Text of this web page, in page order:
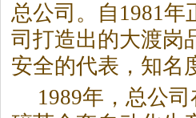
总公司。自1981
司打造出的大渡岗
安全的代表，知名
1989年，总公